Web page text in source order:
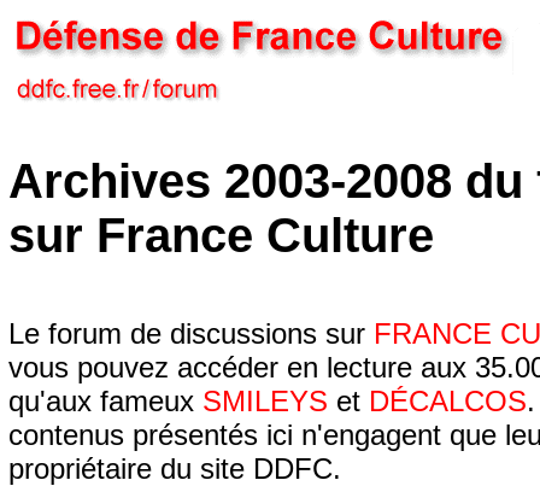
Archives 2003-2008
sur France Culture
Le forum de discussions sur FRANCE
vous pouvez accéder en lecture aux
qu'aux fameux SMILEYS et DÉCALCOS
contenus présentés ici n'engagent que
propriétaire du site DDFC.